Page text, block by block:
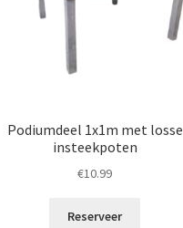
Podiumdeel 1x1m met losse
insteekpoten
€10.99
Reserveer